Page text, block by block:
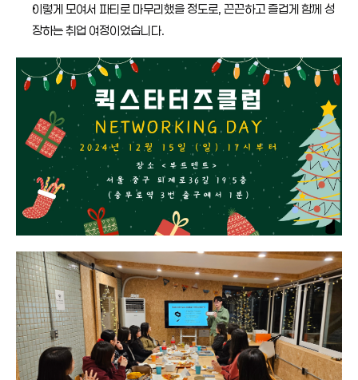
이렇게 모여서 파티로 마무리했을 정도로, 끈끈하고 즐겁게 함께 성
장하는 취업 여정이었습니다.